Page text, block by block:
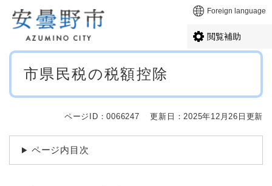
メニューを飛ばして本文へ Foreign language
閲覧補助
本
市県民税の税額控除
ページID：0066247 更新日：2025年12月26日更新
ページ内目次